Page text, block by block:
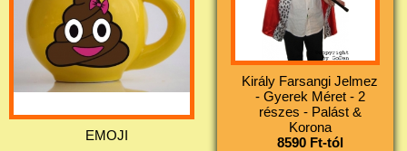
EMOJI
Király Farsangi Jelmez
- Gyerek Méret - 2
részes - Palást &
Korona
8590 Ft-tól